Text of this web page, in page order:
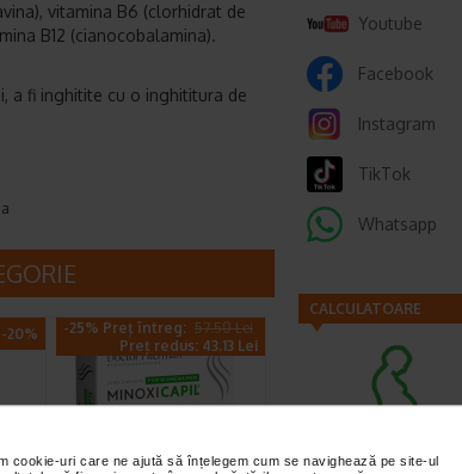
uri care ne ajută să înțelegem cum se navighează pe site-ul
vitamina B6 (clorhidrat de
B12 (cianocobalamina).
a fi inghitite cu o inghititura de
-20% -25% Preț întreg: 57.50 Lei
Preț redus: 43.13 Lei
Youtube
Facebook
Instagram
TikTok
Whatsapp
CALCULATOARE
Calculator